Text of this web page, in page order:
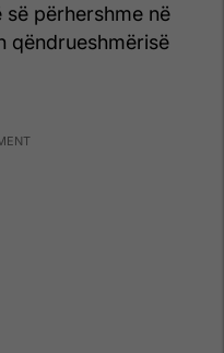
së përhershme në
qëndrueshmërisë